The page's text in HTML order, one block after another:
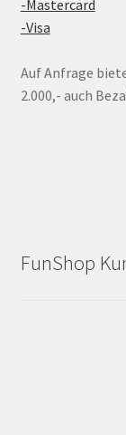
-Mastercard
-Visa
Auf Anfrage
2.000,- auch
FunShop